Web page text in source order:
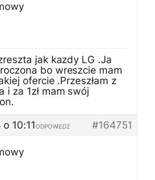
jak kazdy LG .Ja
bo wreszcie mam
ofercie .Przeszłam z
i za 1zł mam swój
10:11
#164751
ODPOWIEDZ